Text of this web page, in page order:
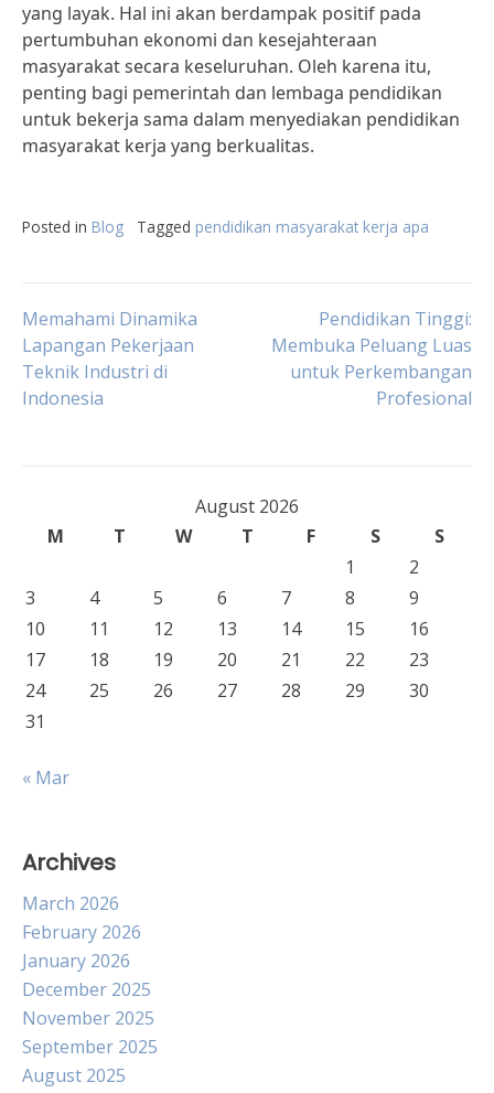
yang layak. Hal ini akan berdampak positif pada
pertumbuhan ekonomi dan kesejahteraan
masyarakat secara keseluruhan. Oleh karena itu,
penting bagi pemerintah dan lembaga pendidikan
untuk bekerja sama dalam menyediakan pendidikan
masyarakat kerja yang berkualitas.
Posted in Blog Tagged pendidikan masyarakat kerja apa
Post
navigation
Memahami Dinamika
Lapangan Pekerjaan
Teknik Industri di
Indonesia
Pendidikan Tinggi:
Membuka Peluang Luas
untuk Perkembangan
Profesional
August 2026
M
T W T F S
S
1
2
3
4 5 6 7 8
9
10
11 12 13 14 15
16
17
18 19 20 21 22
23
24
25 26 27 28 29
30
31
« Mar
Archives
March 2026
February 2026
January 2026
December 2025
November 2025
September 2025
August 2025